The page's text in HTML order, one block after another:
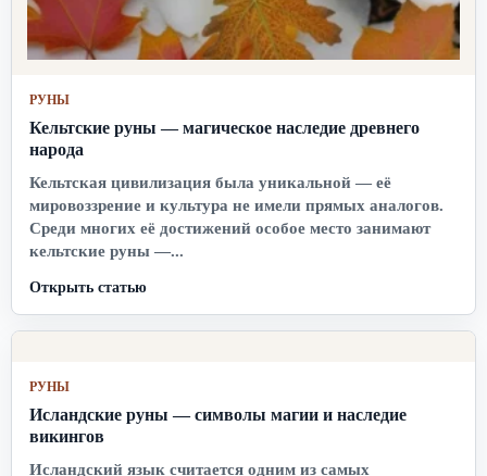
РУНЫ
Кельтские руны — магическое наследие древнего
народа
Кельтская цивилизация была уникальной — её
мировоззрение и культура не имели прямых аналогов.
Среди многих её достижений особое место занимают
кельтские руны —...
Открыть статью
РУНЫ
Исландские руны — символы магии и наследие
викингов
Исландский язык считается одним из самых